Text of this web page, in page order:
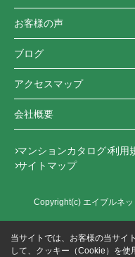
お客様の声
ブログ
アクセスマップ
会社概要
マンションカタログ 利用
サイトマップ
Copyright(c) エイブルネ
当サイトでは、お客様の当サイ
して、クッキー（Cookie）を使